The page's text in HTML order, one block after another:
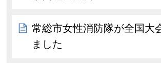
常総市女性消防隊が全国大
ました